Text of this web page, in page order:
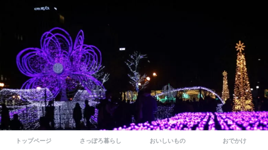
トップページ さっぽろ暮らし おいしいもの おでかけ